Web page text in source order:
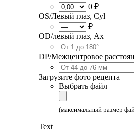
0 ₽
OS/Левый глаз, Cyl
₽
OD/левый глаз, Ax
DP/Межцентровое
Загрузите фото рецепта
Выбрать файл
(максимальный размер
Text